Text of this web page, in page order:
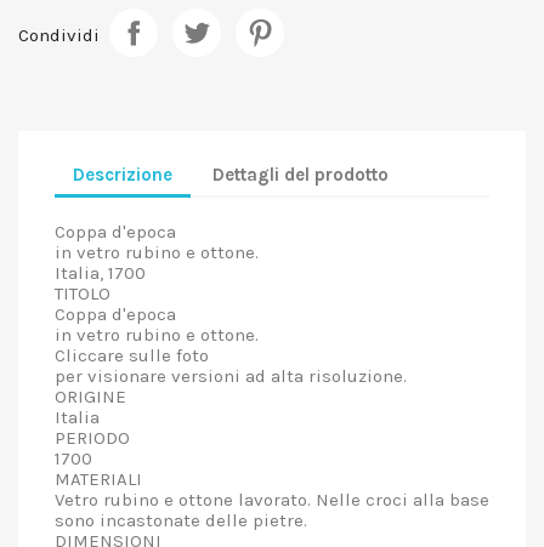
Condividi
Descrizione Dettagli del prodotto
Coppa d'epoca
in vetro rubino e ottone.
Italia, 1700
TITOLO
Coppa d'epoca
in vetro rubino e ottone.
Cliccare sulle foto
per visionare versioni ad alta risoluzione.
ORIGINE
Italia
PERIODO
1700
MATERIALI
Vetro rubino e ottone lavorato. Nelle croci alla base
sono incastonate delle pietre.
DIMENSIONI